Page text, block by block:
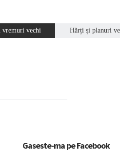
vremuri vechi Hărți și planuri
Gaseste-ma pe Facebook